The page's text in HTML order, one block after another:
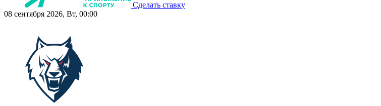
Сделать ставку
08 сентября 2026, Вт, 00:00